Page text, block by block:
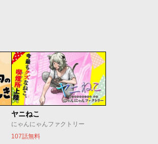
ヤニねこ
にゃんにゃんファクトリー
107話無料